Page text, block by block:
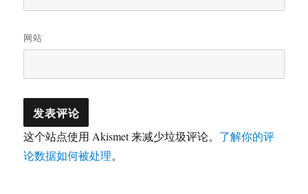
网站
这个站点使用 Akismet 来减少垃圾评论。 了解你的评
论数据如何被处理。